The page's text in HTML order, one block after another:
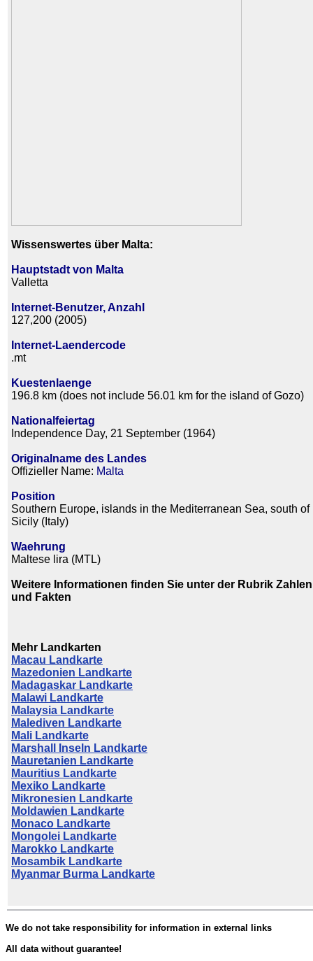
Wissenswertes über Malta:
Hauptstadt von Malta
Valletta
Internet-Benutzer, Anzahl
127,200 (2005)
Internet-Laendercode
.mt
Kuestenlaenge
196.8 km (does not include 56.01 km for the island of Gozo)
Nationalfeiertag
Independence Day, 21 September (1964)
Originalname des Landes
Offizieller Name: Malta
Position
Southern Europe, islands in the Mediterranean Sea, south of
Sicily (Italy)
Waehrung
Maltese lira (MTL)
Weitere Informationen finden Sie unter der Rubrik Zahlen
und Fakten
Mehr Landkarten
Macau Landkarte
Mazedonien Landkarte
Madagaskar Landkarte
Malawi Landkarte
Malaysia Landkarte
Malediven Landkarte
Mali Landkarte
Marshall Inseln Landkarte
Mauretanien Landkarte
Mauritius Landkarte
Mexiko Landkarte
Mikronesien Landkarte
Moldawien Landkarte
Monaco Landkarte
Mongolei Landkarte
Marokko Landkarte
Mosambik Landkarte
Myanmar Burma Landkarte
We do not take responsibility for information in external links
All data without guarantee!